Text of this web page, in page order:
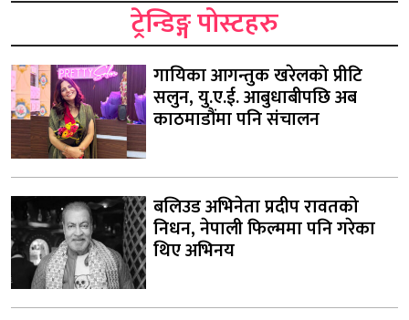
ट्रेन्डिङ्ग पोस्टहरु
गायिका आगन्तुक खरेलको प्रीटि
सलुन, यु.ए.ई. आबुधाबीपछि अब
काठमाडौंमा पनि संचालन
बलिउड अभिनेता प्रदीप रावतको
निधन, नेपाली फिल्ममा पनि गरेका
थिए अभिनय